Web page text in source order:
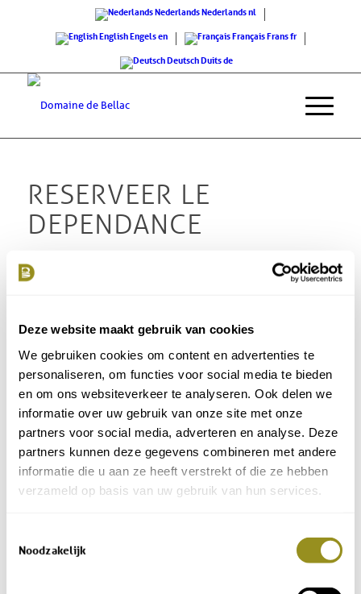
Deze website maakt gebruik van cookies
We gebruiken cookies om content en advertenties te
personaliseren, om functies voor social media te bieden
en om ons websiteverkeer te analyseren. Ook delen we
informatie over uw gebruik van onze site met onze
partners voor social media, adverteren en analyse. Deze
partners kunnen deze gegevens combineren met andere
informatie die u aan ze heeft verstrekt of die ze hebben
verzameld op basis van uw gebruik van hun services.
Noodzakelijk
NederlandsNederlandsnl
EnglishEngelsen FrançaisFransfr
DeutschDuitsde
RESERVEER LE
DEPENDANCE
accommodatie te doen.
handelen.
Kalender word geladen......
- Beschikbaar
- Gereserveerd
- In behandeling
- Gedeeltelijk gereserveerd
Datum:... (...- nacht(en))